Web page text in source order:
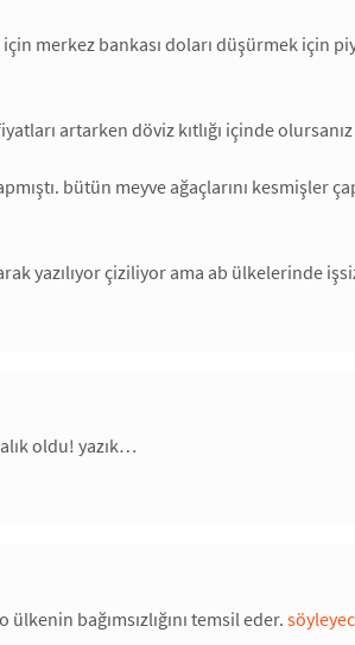
merkez bankası doları düşürmek için
artarken döviz kıtlığı içinde
bütün meyve ağaçlarını kesmişler
yazılıyor çiziliyor ama ab ülkelerinde
oldu! yazık…
bağımsızlığını temsil eder.